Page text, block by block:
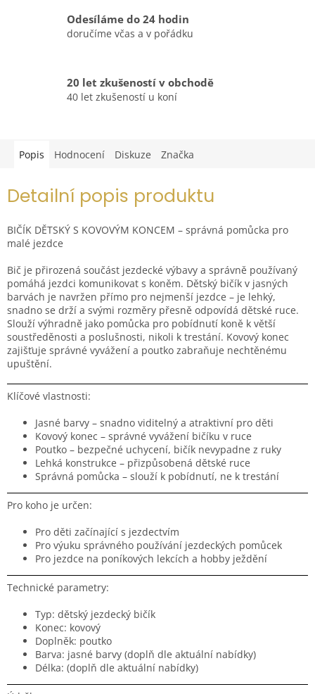
Odesíláme do 24 hodin
doručíme včas a v pořádku
20 let zkušeností v obchodě
40 let zkušeností u koní
Popis Hodnocení Diskuze Značka
Detailní popis produktu
BIČÍK DĚTSKÝ S KOVOVÝM KONCEM – správná pomůcka pro
malé jezdce
Bič je přirozená součást jezdecké výbavy a správně používaný
pomáhá jezdci komunikovat s koněm. Dětský bičík v jasných
barvách je navržen přímo pro nejmenší jezdce – je lehký,
snadno se drží a svými rozměry přesně odpovídá dětské ruce.
Slouží výhradně jako pomůcka pro pobídnutí koně k větší
soustředěnosti a poslušnosti, nikoli k trestání. Kovový konec
zajišťuje správné vyvážení a poutko zabraňuje nechtěnému
upuštění.
Klíčové vlastnosti:
Jasné barvy – snadno viditelný a atraktivní pro děti
Kovový konec – správné vyvážení bičíku v ruce
Poutko – bezpečné uchycení, bičík nevypadne z ruky
Lehká konstrukce – přizpůsobená dětské ruce
Správná pomůcka – slouží k pobídnutí, ne k trestání
Pro koho je určen:
Pro děti začínající s jezdectvím
Pro výuku správného používání jezdeckých pomůcek
Pro jezdce na poníkových lekcích a hobby ježdění
Technické parametry:
Typ: dětský jezdecký bičík
Konec: kovový
Doplněk: poutko
Barva: jasné barvy (doplň dle aktuální nabídky)
Délka: (doplň dle aktuální nabídky)